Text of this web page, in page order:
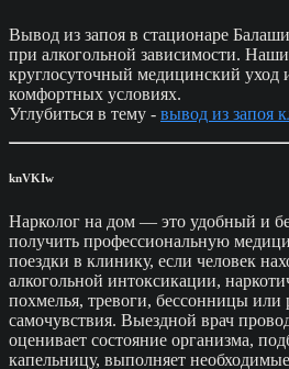
Вывод из запоя в стационаре
при алкогольной зависимости.
круглосуточный медицинский уход
комфортных условиях.
Углубиться в тему - вывод из запоя
knVKIw
Нарколог на дом — это удобный и
получить профессиональную
поездки в клинику, если человек
алкогольной интоксикации,
похмелья, тревоги, бессонницы или
самочувствия. Выездной врач
оценивает состояние организма,
капельницу, выполняет